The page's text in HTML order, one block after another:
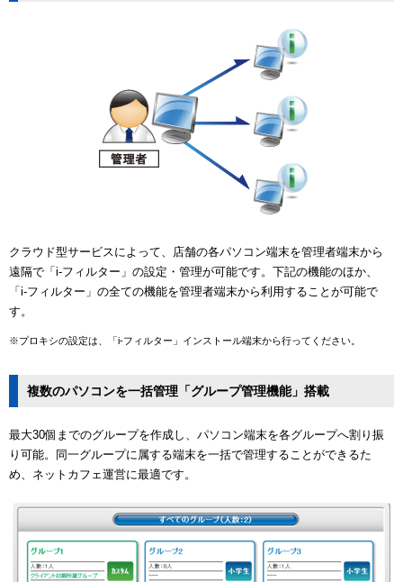
クラウド型サービスによって、店舗の各パソコン端末を管理者端末から
遠隔で「i-フィルター」の設定・管理が可能です。下記の機能のほか、
「i-フィルター」の全ての機能を管理者端末から利用することが可能で
す。
※プロキシの設定は、「i-フィルター」インストール端末から行ってください。
複数のパソコンを一括管理「グループ管理機能」搭載
最大30個までのグループを作成し、パソコン端末を各グループへ割り振
り可能。同一グループに属する端末を一括で管理することができるた
め、ネットカフェ運営に最適です。